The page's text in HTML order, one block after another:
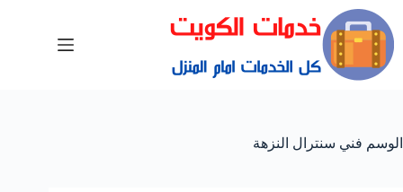
الوسم فني سنترال النزهة